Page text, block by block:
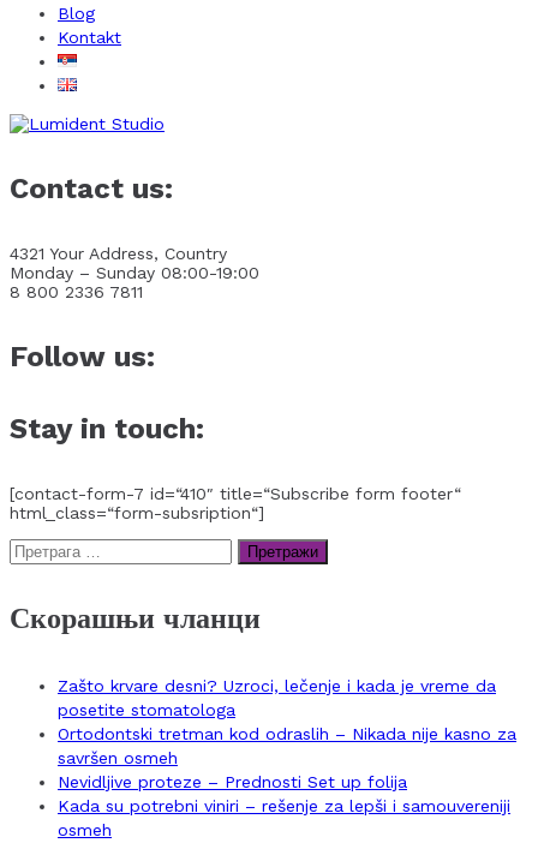
Blog
Kontakt
Contact us:
4321 Your Address, Country
Monday – Sunday 08:00-19:00
8 800 2336 7811
Follow us:
Stay in touch:
[contact-form-7 id=“410″ title=“Subscribe form footer“
html_class=“form-subsription“]
Претрага
за:
Скорашњи чланци
Zašto krvare desni? Uzroci, lečenje i kada je vreme da
posetite stomatologa
Ortodontski tretman kod odraslih – Nikada nije kasno za
savršen osmeh
Nevidljive proteze – Prednosti Set up folija
Kada su potrebni viniri – rešenje za lepši i samouvereniji
osmeh